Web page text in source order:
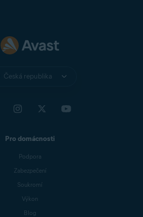
Česká republika
Pro domácnosti
Podpora
Zabezpečení
Soukromí
Výkon
Blog